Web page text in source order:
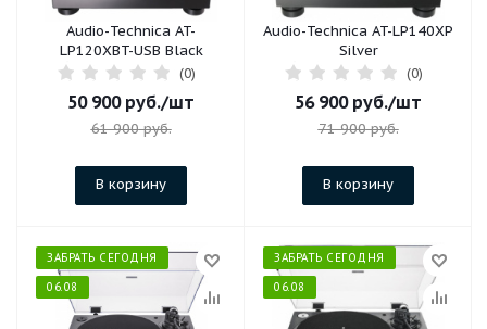
Audio-Technica AT-
LP120XBT-USB Black
(0)
50 900руб./шт
61 900руб.
В корзину
Audio-Technica AT-LP140XP
Silver
(0)
56 900руб./шт
71 900руб.
В корзину
ЗАБРАТЬ СЕГОДНЯ
06.08
ЗАБРАТЬ СЕГОДНЯ
06.08